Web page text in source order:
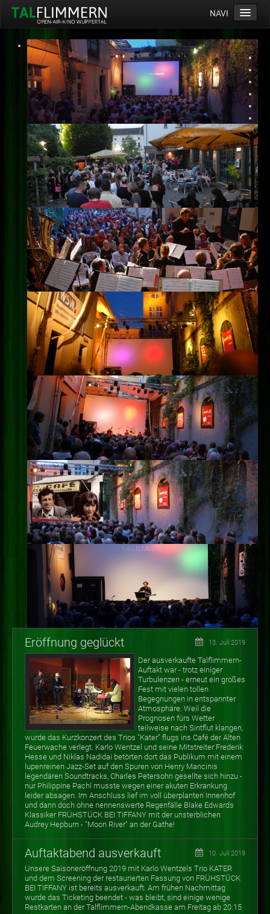
NAVI
Home
Programm
Service
Ticketinfos
Ort
Anreise
Wetter
Kinogutschein
Konzept
Archiv
Kontakt
Impressum
Datenschutz
Eröffnung geglückt 13. Juli 2019
Der ausverkaufte Talflimmern-
Auftakt war - trotz einiger
Turbulenzen - erneut ein großes
Fest mit vielen tollen
Begegnungen in entspannter
Atmosphäre. Weil die
Prognosen fürs Wetter
teilweise nach Sintflut klangen,
wurde das Kurzkonzert des Trios "Kater" flugs ins Café der Alten
Feuerwache verlegt. Karlo Wentzel und seine Mitstreiter Frederik
Hesse und Niklas Nadidai betörten dort das Publikum mit einem
lupenreinen Jazz-Set auf den Spuren von Henry Mancinis
legendären Soundtracks, Charles Petersohn gesellte sich hinzu -
nur Philippine Pachl musste wegen einer akuten Erkrankung
leider absagen. Im Anschluss lief im voll überplanten Innenhof
und dann doch ohne nennenswerte Regenfälle Blake Edwards
Klassiker FRÜHSTÜCK BEI TIFFANY mit der unsterblichen
Audrey Hepburn - "Moon River" an der Gathe!
Auftaktabend ausverkauft 10. Juli 2019
Unsere Saisoneröffnung 2019 mit Karlo Wentzels Trio KATER
und dem Screening der restaurierten Fassung von FRÜHSTÜCK
BEI TIFFANY ist bereits ausverkauft. Am frühen Nachmittag
wurde das Ticketing beendet - was bleibt, sind einige wenige
Restkarten an der Talflimmern-Abendkasse am Freitag ab 20:15